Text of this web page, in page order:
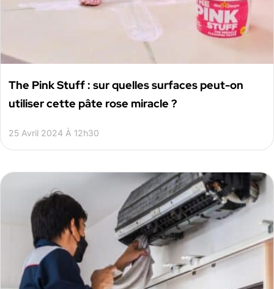
The Pink Stuff : sur quelles surfaces peut-on
utiliser cette pâte rose miracle ?
25 Avril 2024 À 12h30